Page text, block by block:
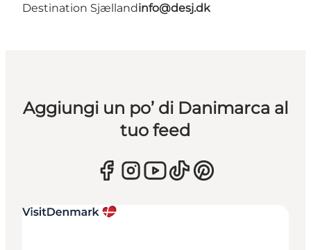
Destination Sjællandinfo@desj.dk
Aggiungi un po’ di Danimarca al
tuo feed